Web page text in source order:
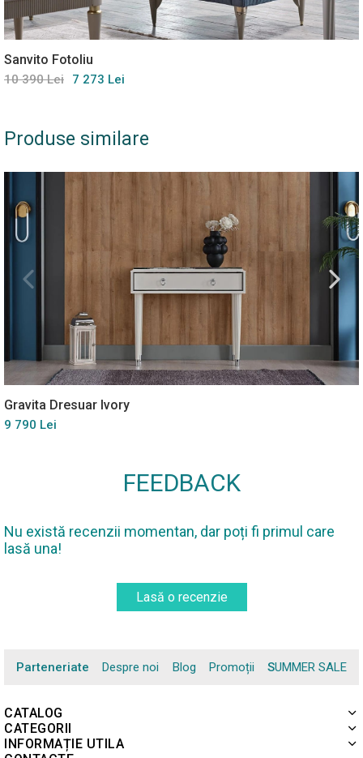
Sanvito Fotoliu
10 390 Lei 7 273 Lei
Produse similare
Gravita Dresuar Ivory
9 790 Lei
FEEDBACK
Nu există recenzii momentan, dar poți fi primul care
lasă una!
Lasă o recenzie
Parteneriate Despre noi Blog Promoții SUMMER SALE
CATALOG
CATEGORII
INFORMAȚIE UTILA